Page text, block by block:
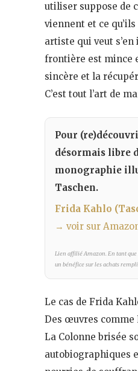
utiliser suppose de
viennent et ce
artiste qui veut
frontière est mince
sincère et la
C’est tout l’art de
Pour
désormais libre
monographie
Taschen.
Frida Kahlo
→ voir sur
Lien affilié Amazon. En tant
un bénéfice sur les achats
Le cas de Frida
Des œuvres comme
La Colonne brisée
autobiographiques